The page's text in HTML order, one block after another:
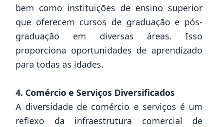
bem como instituições de ensino superior
que oferecem cursos de graduação e pós-
graduação em diversas áreas. Isso
proporciona oportunidades de aprendizado
para todas as idades.
4. Comércio e Serviços Diversificados
A diversidade de comércio e serviços é um
reflexo da infraestrutura comercial de